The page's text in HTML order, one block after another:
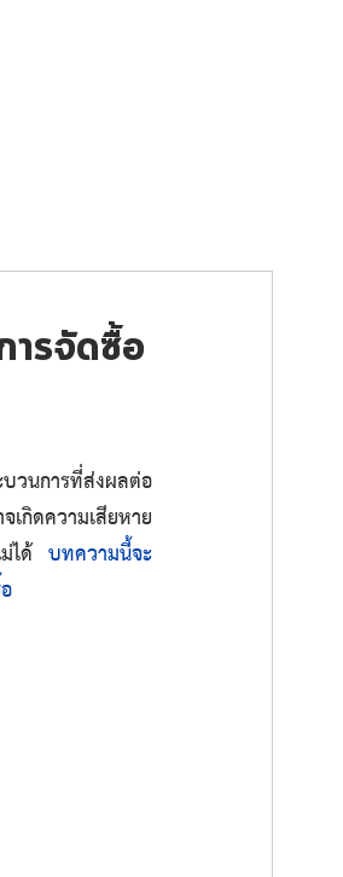
ารจัดซื้อ
กิดความเสียหาย
ได้ บทความนี้จะ